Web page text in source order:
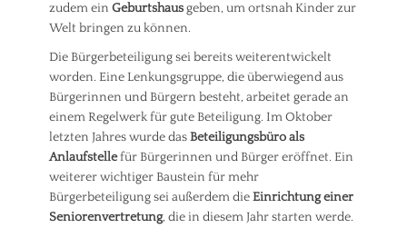
zudem ein Geburtshausgeben, um ortsnah Kinder zur
Welt bringen zu können.
Die Bürgerbeteiligung sei bereits weiterentwickelt
worden. Eine Lenkungsgruppe, die überwiegend aus
Bürgerinnen und Bürgern besteht, arbeitet gerade an
einem Regelwerk für gute Beteiligung. Im Oktober
letzten Jahres wurde dasBeteiligungsbüro als
Anlaufstellefür Bürgerinnen und Bürger eröffnet. Ein
weiterer wichtiger Baustein für mehr
Bürgerbeteiligung sei außerdem dieEinrichtung einer
Seniorenvertretung, die in diesem Jahr starten werde.